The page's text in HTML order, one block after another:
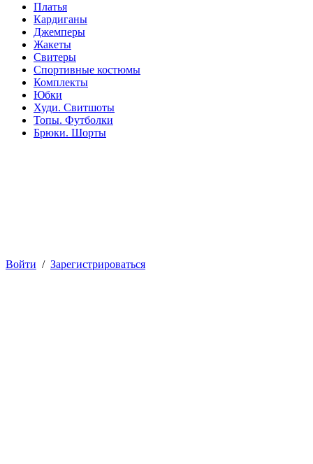
Платья
Кардиганы
Джемперы
Жакеты
Свитеры
Спортивные костюмы
Комплекты
Юбки
Худи. Свитшоты
Топы. Футболки
Брюки. Шорты
Войти / Зарегистрироваться